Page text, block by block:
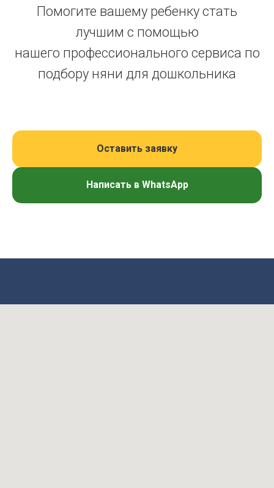
Помогите вашему ребенку стать
лучшим с помощью
нашего профессионального сервиса по
подбору няни для дошкольника
Оставить заявку
Написать в WhatsApp